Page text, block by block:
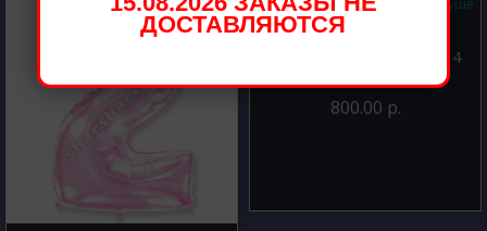
Шар из фольги Цифра 4
800.00 р.
ДОСТАВЛЯЮТСЯ